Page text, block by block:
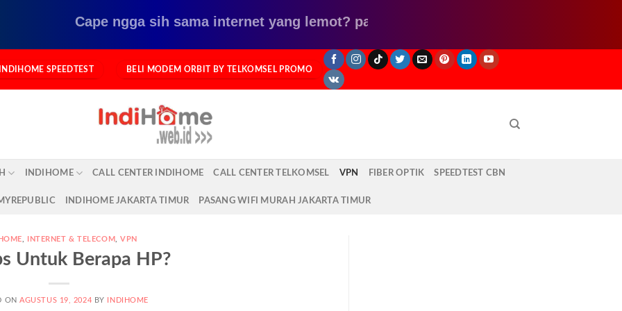
Cape ngga sih sama internet yang lemot? pake ini aja klik disini
INDIHOME SPEEDTEST BELI MODEM ORBIT BY TELKOMSEL PROMO
INDIHOME CALL CENTER INDIHOME CALL CENTER TELKOMSEL VPN FIBER OPTIK SPEEDTEST CBN
INDIHOME JAKARTA TIMUR PASANG WIFI MURAH JAKARTA TIMUR
INTERNET & TELECOM ,VPN
Untuk Berapa HP?
ONAGUSTUS 19, 2024 BY INDIHOME